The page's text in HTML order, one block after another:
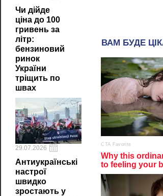
Чи дійде
ціна до 100
гривень за
літр:
бензиновий
ринок
України
тріщить по
швах
29.07.2026
Антиукраїнські
настрої
швидко
зростають у